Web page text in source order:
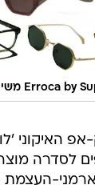
האיקוני
לסדרה
העצמת